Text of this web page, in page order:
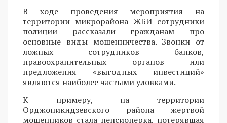
В ходе проведения мероприятия на
территории микрорайона ЖБИ сотрудники
полиции рассказали гражданам про
основные виды мошенничества. Звонки от
ложных сотрудников банков,
правоохранительных органов или
предложения «выгодных инвестиций»
являются наиболее частыми уловками.
К примеру, на территории
Орджоникидзевского района жертвой
мошенников стала пенсионерка, потерявшая